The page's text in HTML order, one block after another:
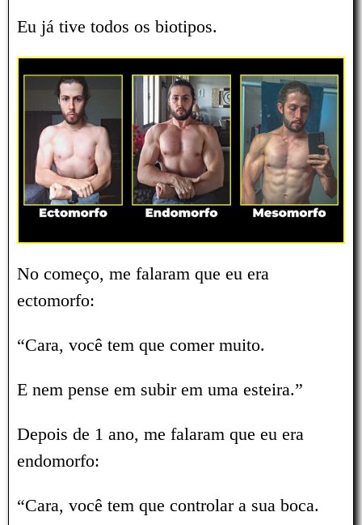
Eu já tive todos os biotipos.
No começo, me falaram que eu era
ectomorfo:
“Cara, você tem que comer muito.
E nem pense em subir em uma esteira.”
Depois de 1 ano, me falaram que eu era
endomorfo:
“Cara, você tem que controlar a sua boca.